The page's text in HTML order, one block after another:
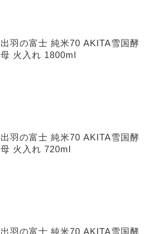
出羽の富士 純米70 AKITA雪国酵
母 火入れ 1800ml
出羽の富士 純米70 AKITA雪国酵
母 火入れ 720ml
出羽の富士 純米70 AKITA雪国酵